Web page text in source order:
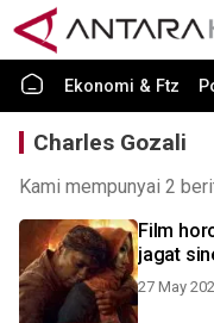
Ekonomi & Ftz
Charles Gozali
Kami mempunyai 2
Film
jagat
27 May